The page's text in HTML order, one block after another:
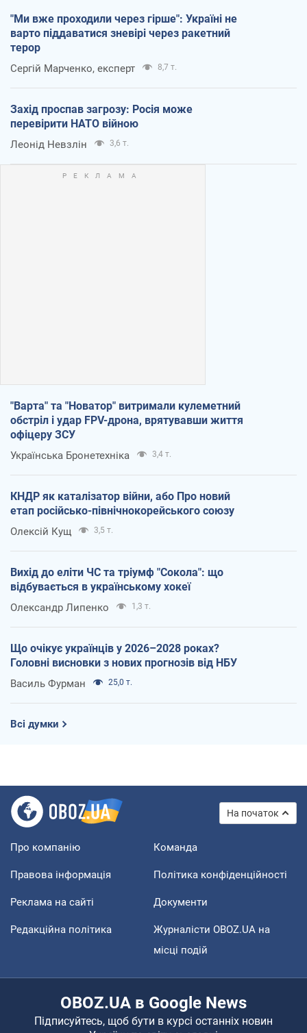
"Ми вже проходили через гірше": Україні не
варто піддаватися зневірі через ракетний
терор
Сергій Марченко, експерт 8,7 т.
Захід проспав загрозу: Росія може
перевірити НАТО війною
Леонід Невзлін 3,6 т.
"Варта" та "Новатор" витримали кулеметний
обстріл і удар FPV-дрона, врятувавши життя
офіцеру ЗСУ
Українська Бронетехніка 3,4 т.
КНДР як каталізатор війни, або Про новий
етап російсько-північнокорейського союзу
Олексій Кущ 3,5 т.
Вихід до еліти ЧС та тріумф "Сокола": що
відбувається в українському хокеї
Олександр Липенко 1,3 т.
Що очікує українців у 2026–2028 роках?
Головні висновки з нових прогнозів від НБУ
Василь Фурман 25,0 т.
Всі думки
На початок
Про компанію Команда
Правова інформація Політика конфіденційності
Реклама на сайті Документи
Редакційна політика
Журналісти OBOZ.UA на
місці подій
OBOZ.UA в Google News
Підписуйтесь, щоб бути в курсі останніх новин